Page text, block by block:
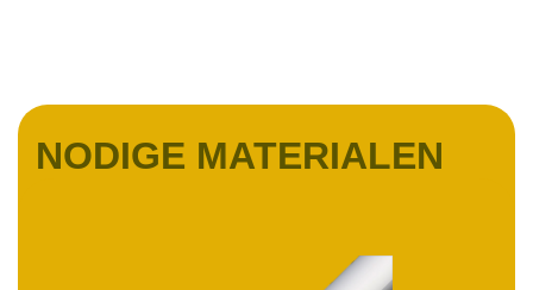
NODIGE MATERIALEN